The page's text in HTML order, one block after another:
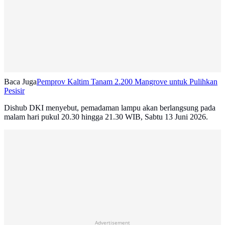
Baca JugaPemprov Kaltim Tanam 2.200 Mangrove untuk Pulihkan
Pesisir
Dishub DKI menyebut, pemadaman lampu akan berlangsung pada
malam hari pukul 20.30 hingga 21.30 WIB, Sabtu 13 Juni 2026.
Advertisement